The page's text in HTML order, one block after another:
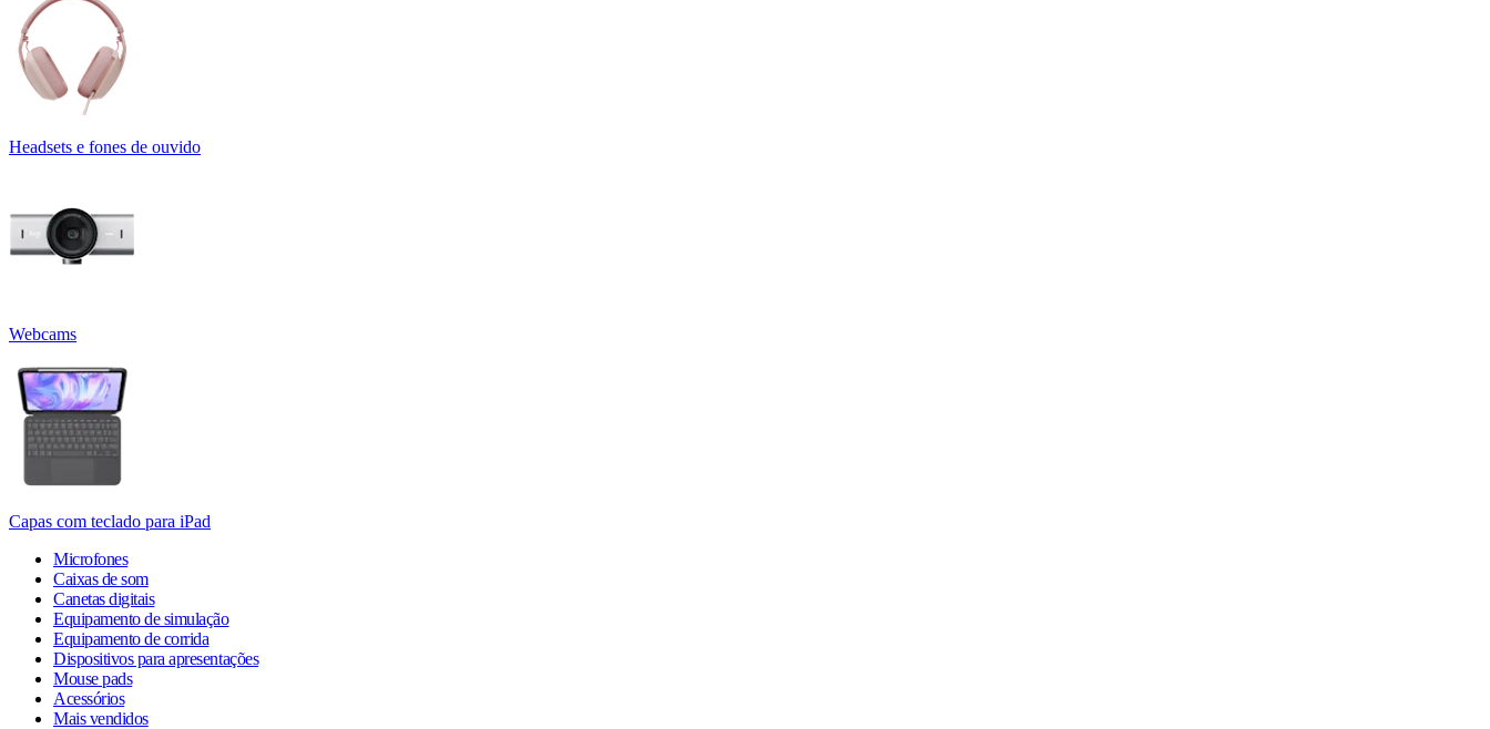
Headsets e fones de ouvido
Webcams
Capas com teclado para iPad
Microfones
Caixas de som
Canetas digitais
Equipamento de simulação
Equipamento de corrida
Dispositivos para apresentações
Mouse pads
Acessórios
Mais vendidos